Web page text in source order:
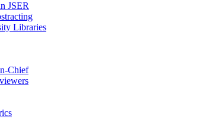
JSER
Libraries
Chief